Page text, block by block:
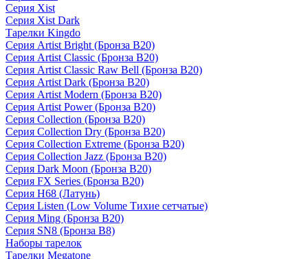
Серия Xist
Серия Xist Dark
Тарелки Kingdo
Серия Artist Bright (Бронза B20)
Серия Artist Classic (Бронза B20)
Серия Artist Classic Raw Bell (Бронза B20)
Серия Artist Dark (Бронза B20)
Серия Artist Modern (Бронза B20)
Серия Artist Power (Бронза B20)
Серия Collection (Бронза B20)
Серия Collection Dry (Бронза B20)
Серия Collection Extreme (Бронза B20)
Серия Collection Jazz (Бронза B20)
Серия Dark Moon (Бронза B20)
Серия FX Series (Бронза B20)
Серия H68 (Латунь)
Серия Listen (Low Volume Тихие сетчатые)
Серия Ming (Бронза B20)
Серия SN8 (Бронза B8)
Наборы тарелок
Тарелки Megatone